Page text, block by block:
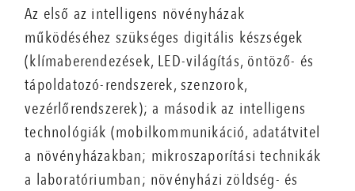
Az első az intelligens növényházak
működéséhez szükséges digitális készségek
(klímaberendezések, LED-világítás, öntöző- és
tápoldatozó-rendszerek, szenzorok,
vezérlőrendszerek); a második az intelligens
technológiák (mobilkommunikáció, adatátvitel
a növényházakban; mikroszaporítási technikák
a laboratóriumban; növényházi zöldség- és